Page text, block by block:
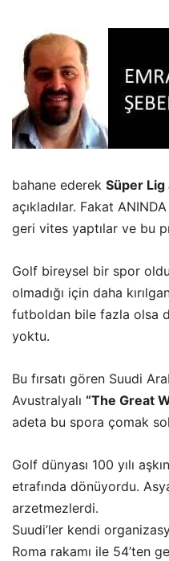
bahane ederek Süper Lig
açıkladılar. Fakat
geri vites yaptılar ve bu
Golf bireysel bir spor
olmadığı için daha
futboldan bile fazla olsa
yoktu.
Bu fırsatı gören Suudi
Avustralyalı “The Great
adeta bu spora çomak
Golf dünyası 100 yılı
etrafında dönüyordu.
arzetmezlerdi.
Suudi’ler kendi
Roma rakamı ile 54’ten